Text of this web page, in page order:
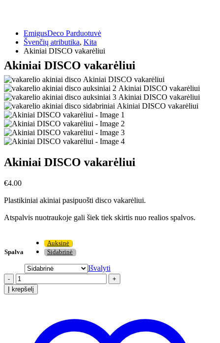
EmigusDeco Parduotuvė
Švenčių atributika, Kita
Akiniai DISCO vakarėliui
Akiniai DISCO vakarėliui
Akiniai DISCO vakarėliui
€4.00
Plastikiniai akiniai pasipuošti disco vakarėliui.
Atspalvis nuotraukoje gali šiek tiek skirtis nuo realios spalvos.
Spalva
Auksinė
Sidabrinė
Išvalyti
-
+
Į krepšelį